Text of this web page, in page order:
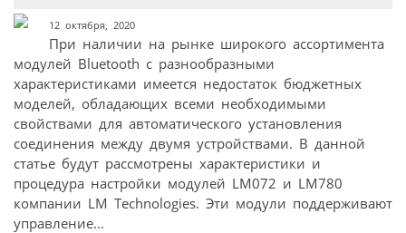
12 октября, 2020
При наличии на рынке широкого ассортимента
модулей Bluetooth с разнообразными
характеристиками имеется недостаток бюджетных
моделей, обладающих всеми необходимыми
свойствами для автоматического установления
соединения между двумя устройствами. В данной
статье будут рассмотрены характеристики и
процедура настройки модулей LM072 и LM780
компании LM Technologies. Эти модули поддерживают
управление...